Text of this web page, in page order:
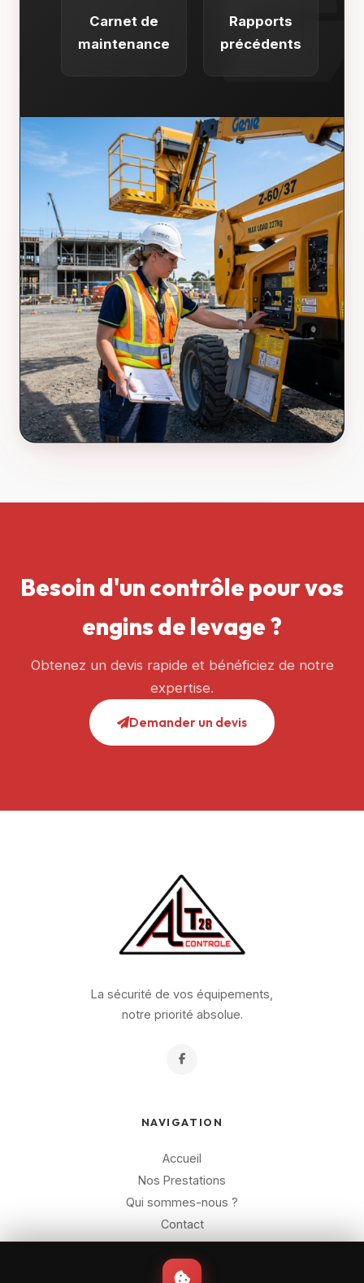
Carnet de
maintenance
Rapports
précédents
Besoin d'un contrôle pour vos
engins de levage ?
Obtenez un devis rapide et bénéficiez de notre
expertise.
Demander un devis
La sécurité de vos équipements,
notre priorité absolue.
NAVIGATION
Accueil
Nos Prestations
Qui sommes-nous ?
Contact